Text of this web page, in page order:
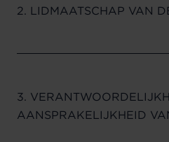
2. LIDMAATSCHAP VAN
3.
AANSPRAKELIJKHEID